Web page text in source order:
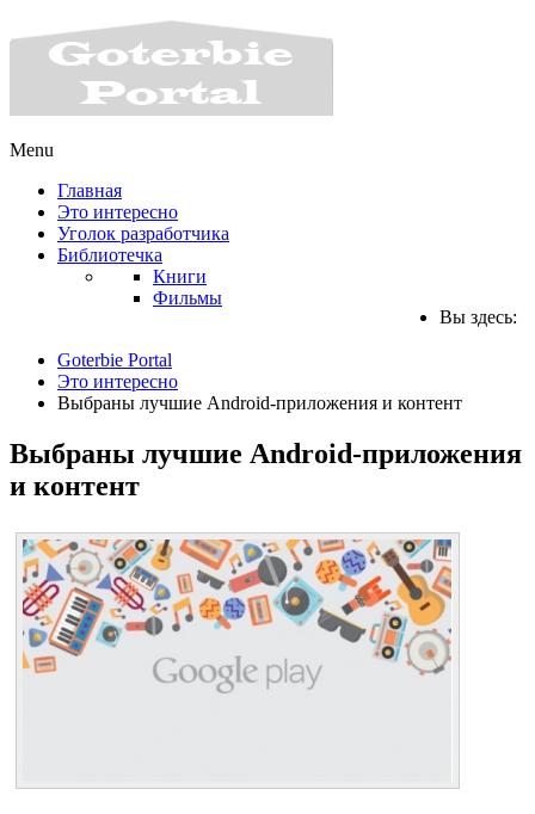
Menu
Главная
Это интересно
Уголок разработчика
Библиотечка
Книги
Фильмы
Вы здесь:
Goterbie Portal
Это интересно
Выбраны лучшие Android-приложения и контент
Выбраны лучшие Android-приложения
и контент